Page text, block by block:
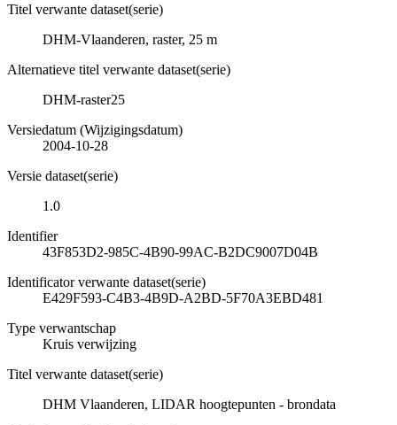
Titel verwante dataset(serie)
DHM-Vlaanderen, raster, 25 m
Alternatieve titel verwante dataset(serie)
DHM-raster25
Versiedatum (Wijzigingsdatum)
2004-10-28
Versie dataset(serie)
1.0
Identifier
43F853D2-985C-4B90-99AC-B2DC9007D04B
Identificator verwante dataset(serie)
E429F593-C4B3-4B9D-A2BD-5F70A3EBD481
Type verwantschap
Kruis verwijzing
Titel verwante dataset(serie)
DHM Vlaanderen, LIDAR hoogtepunten - brondata